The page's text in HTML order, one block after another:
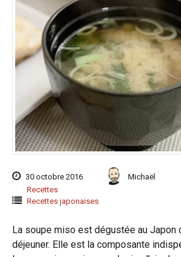
30 octobre 2016
Michaël
Recettes
Recettes japonaises
La soupe miso est dégustée au Japon
déjeuner. Elle est la composante